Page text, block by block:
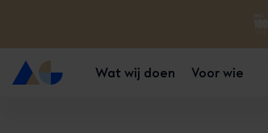
Wat wij doen Voor wie